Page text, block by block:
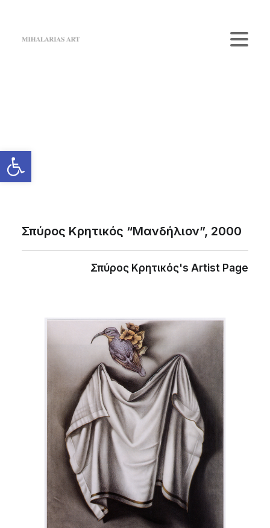
Σπύρος Κρητικός “Μανδήλιον”, 2000
Σπύρος Κρητικός's Artist Page